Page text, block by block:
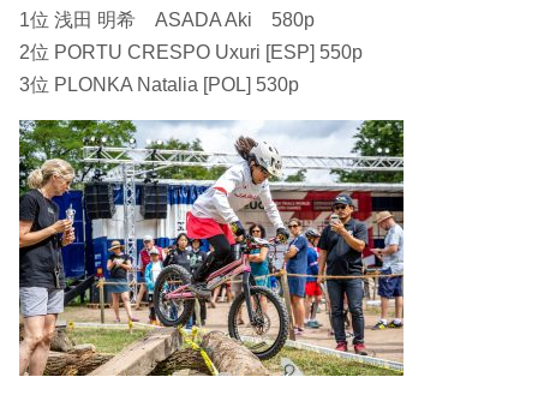
1位 浅田 明希 ASADA Aki 580p
2位 PORTU CRESPO Uxuri [ESP] 550p
3位 PLONKA Natalia [POL] 530p